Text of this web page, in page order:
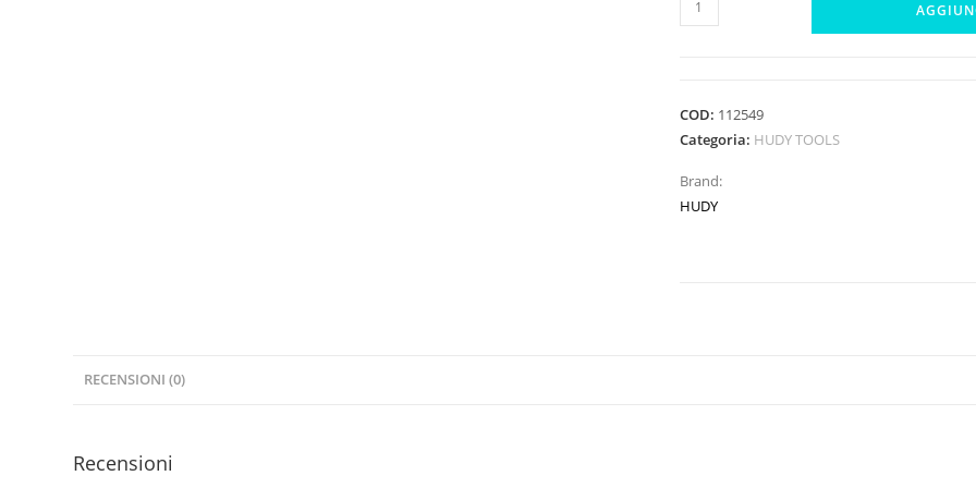
2,5MM
PROFITOOL
quantità
COD: 112549
Categoria: HUDY TOOLS
Brand:
HUDY
RECENSIONI (0)
Recensioni